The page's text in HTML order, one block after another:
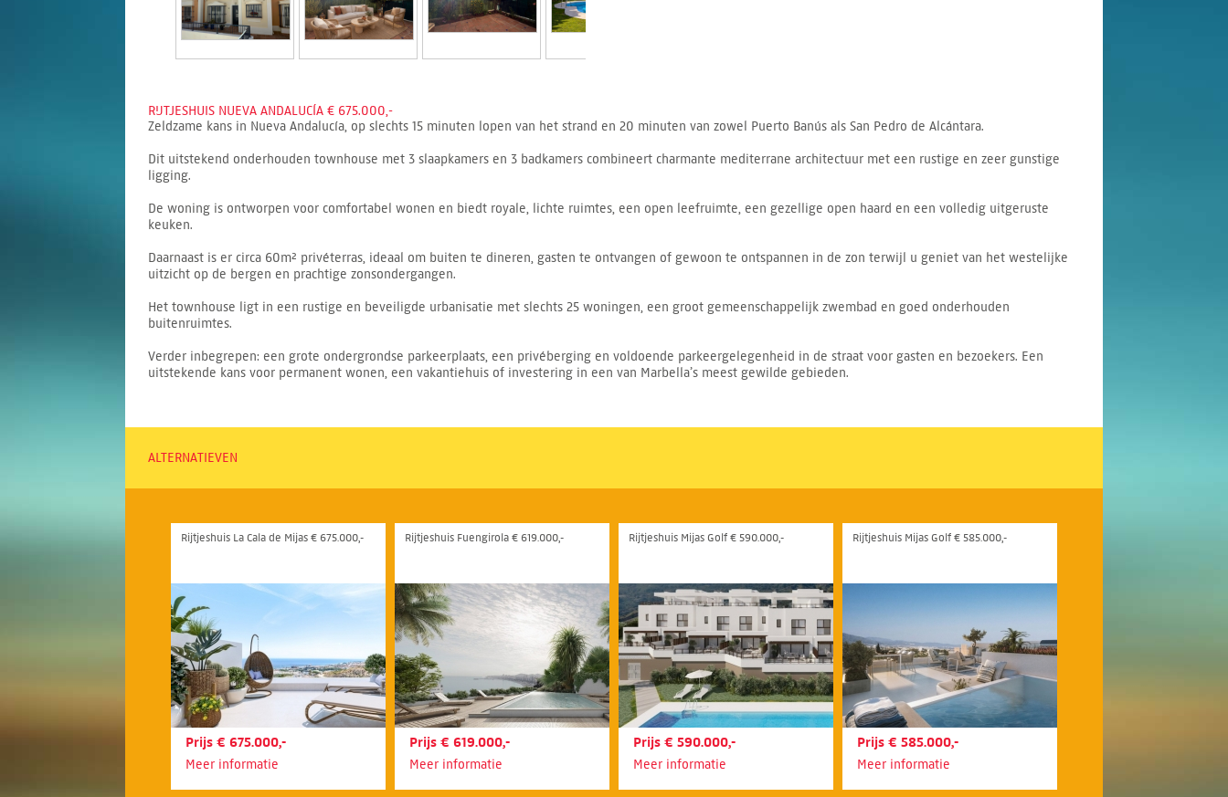
RIJTJESHUIS NUEVA ANDALUCÍA € 675.000,-
Zeldzame kans in Nueva Andalucía, op slechts 15 minuten lopen van het strand en 20 minuten van zowel Puerto Banús als San Pedro de Alcántara.
Dit uitstekend onderhouden townhouse met 3 slaapkamers en 3 badkamers combineert charmante mediterrane architectuur met een rustige en zeer gunstige
ligging.
De woning is ontworpen voor comfortabel wonen en biedt royale, lichte ruimtes, een open leefruimte, een gezellige open haard en een volledig uitgeruste
keuken.
Daarnaast is er circa 60m² privéterras, ideaal om buiten te dineren, gasten te ontvangen of gewoon te ontspannen in de zon terwijl u geniet van het westelijke
uitzicht op de bergen en prachtige zonsondergangen.
Het townhouse ligt in een rustige en beveiligde urbanisatie met slechts 25 woningen, een groot gemeenschappelijk zwembad en goed onderhouden
buitenruimtes.
Verder inbegrepen: een grote ondergrondse parkeerplaats, een privéberging en voldoende parkeergelegenheid in de straat voor gasten en bezoekers. Een
uitstekende kans voor permanent wonen, een vakantiehuis of investering in een van Marbella’s meest gewilde gebieden.
ALTERNATIEVEN
Rijtjeshuis La Cala de Mijas € 675.000,-
Prijs € 675.000,-
Meer informatie
Rijtjeshuis Fuengirola € 619.000,-
Prijs € 619.000,-
Meer informatie
Rijtjeshuis Mijas Golf € 590.000,-
Prijs € 590.000,-
Meer informatie
Rijtjeshuis Mijas Golf € 585.000,-
Prijs € 585.000,-
Meer informatie